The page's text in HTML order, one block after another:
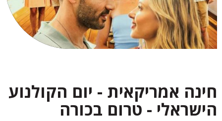
חינה אמריקאית - יום הקולנוע
הישראלי - טרום בכורה